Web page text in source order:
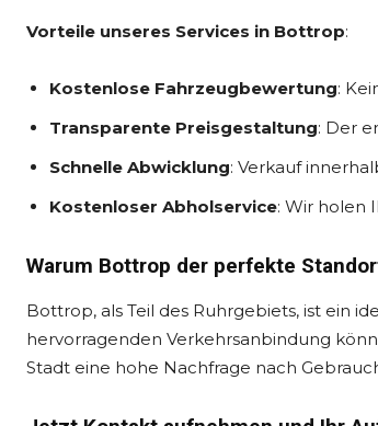
Vorteile unseres Services in Bottrop:
Kostenlose Fahrzeugbewertung:
Transparente Preisgestaltung: Der
Schnelle Abwicklung: Verkauf
Kostenloser Abholservice: Wir holen
Warum Bottrop der perfekte
Bottrop, als Teil des Ruhrgebiets, ist ein
hervorragenden Verkehrsanbindung
Stadt eine hohe Nachfrage nach